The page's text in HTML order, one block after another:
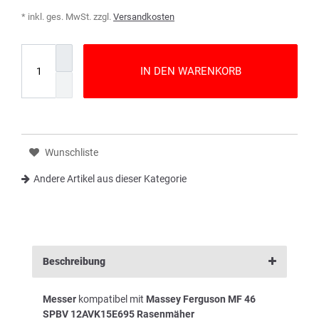
* inkl. ges. MwSt. zzgl. Versandkosten
IN DEN WARENKORB
Wunschliste
Andere Artikel aus dieser Kategorie
Beschreibung
Messer kompatibel mit Massey Ferguson MF 46
SPBV 12AVK15E695 Rasenmäher